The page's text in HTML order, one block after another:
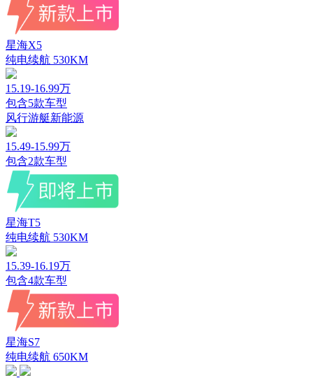
星海X5
纯电续航 530KM
15.19-16.99万
包含5款车型
风行游艇新能源
15.49-15.99万
包含2款车型
星海T5
纯电续航 530KM
15.39-16.19万
包含4款车型
星海S7
纯电续航 650KM